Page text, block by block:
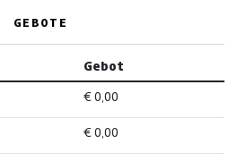
GEBOTE
Gebot
€ 0,00
€ 0,00